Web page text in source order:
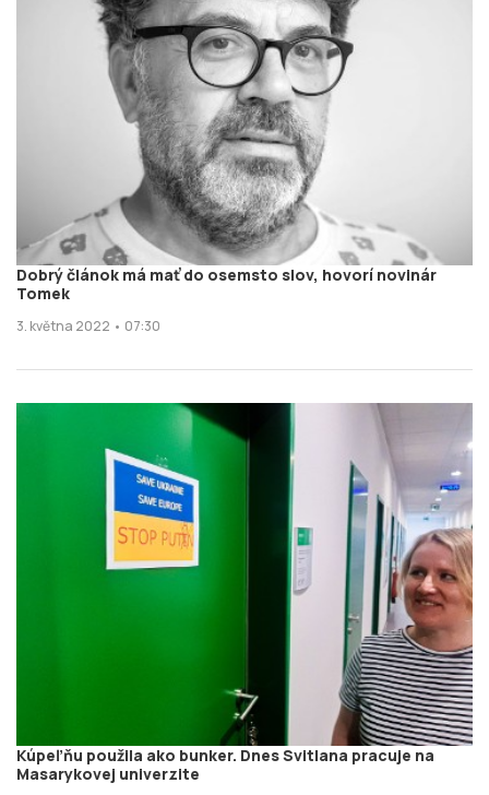
Dobrý článok má mať do osemsto slov, hovorí novinár
Tomek
3. května 2022 • 07:30
Kúpeľňu použila ako bunker. Dnes Svitlana pracuje na
Masarykovej univerzite